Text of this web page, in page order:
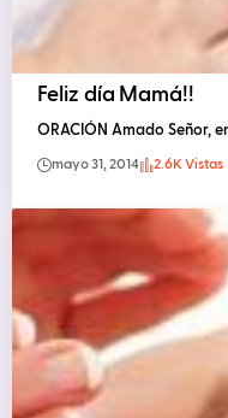
Feliz día Mamá!!
ORACIÓN Amado Señor,
mayo 31, 2014 2.6K Vistas